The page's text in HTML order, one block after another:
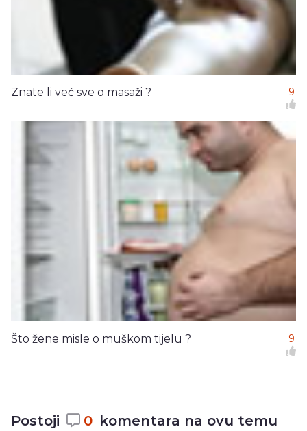
Znate li već sve o masaži ? 9
Što žene misle o muškom tijelu ? 9
Postoji 0 komentara na ovu temu